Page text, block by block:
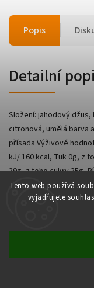
Tento web používá
vyjadřujete
Popis
Detailní
Složení: jahodový
citronová, umělá barva
přísada Výživové
kJ/ 160 kcal, Tuk 0g, z
39g, z toho cukry 35g,